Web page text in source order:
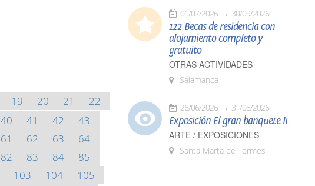
19 20 21
22
40 41 42
43
61 62 63
64
82 83 84
85
103 104
105
01/07/2026 30/09/2026
122 Becas de residencia con
alojamiento completo y
gratuito
OTRAS ACTIVIDADES
Salamanca
26/06/2026 31/08/2026
Exposición El gran banquete II
ARTE / EXPOSICIONES
Santa Marta de Tormes